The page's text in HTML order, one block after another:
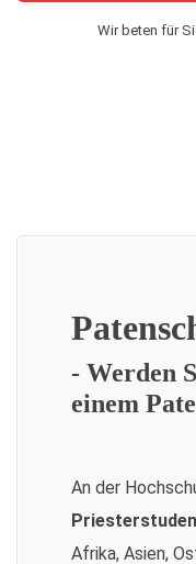
Wir beten für
- Werden
einem
An der
Afrika, Asien,